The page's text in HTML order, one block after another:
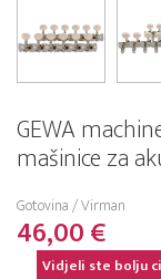
GEWA
mašinice za
Gotovina / Virman
46,00 €
Vidjeli ste bolju